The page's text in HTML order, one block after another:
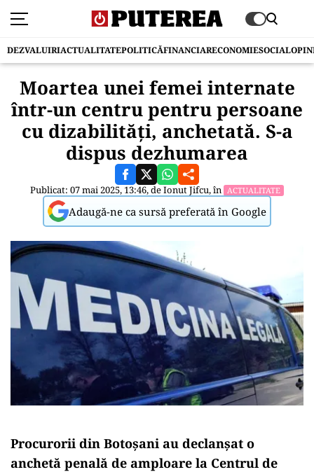
DEZVALUIRIACTUALITATEPOLITICĂFINANCIARECONOMIESOCIAL
Moartea unei femei internate
într-un centru pentru persoane
cu dizabilităţi, anchetată. S-a
dispus dezhumarea
Publicat: 07 mai 2025, 13:46, deIonut Jifcu, în ACTUALITATE
Adaugă-ne ca sursă preferată în Google
Procurorii din Botoșani au declanșat o
anchetă penală de amploare la Centrul de